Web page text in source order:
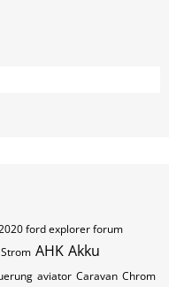
ford explorer forum
AHK Akku
aviator Caravan Chrom